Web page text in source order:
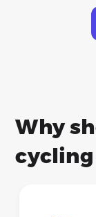
Why